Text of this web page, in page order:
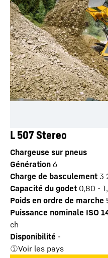
L 507 Stereo
Chargeuse sur pneus
Génération 6
Charge de basculement 3
Capacité du godet 0,80 -
Poids en ordre de marche
Puissance nominale ISO
ch
Disponibilité -
Voir les pays